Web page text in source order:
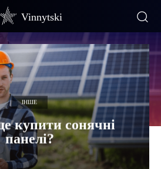
Vinnytski
ІНШЕ
купити сонячні
панелі?